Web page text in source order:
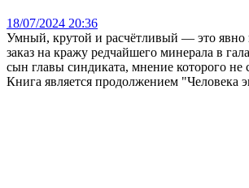
18/07/2024 20:36
Умный, крутой и расчётливый — это явно
заказ на кражу редчайшего минерала в
сын главы синдиката, мнение которого
Книга является продолжением "Человека